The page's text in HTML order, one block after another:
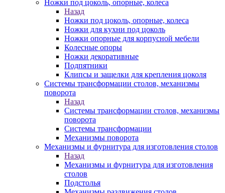
Ножки под цоколь, опорные, колеса
Назад
Ножки под цоколь, опорные, колеса
Ножки для кухни под цоколь
Ножки опорные для корпусной мебели
Колесные опоры
Ножки декоративные
Подпятники
Клипсы и защелки для крепления цоколя
Системы трансформации столов, механизмы
поворота
Назад
Системы трансформации столов, механизмы
поворота
Системы трансформации
Механизмы поворота
Механизмы и фурнитура для изготовления столов
Назад
Механизмы и фурнитура для изготовления
столов
Подстолья